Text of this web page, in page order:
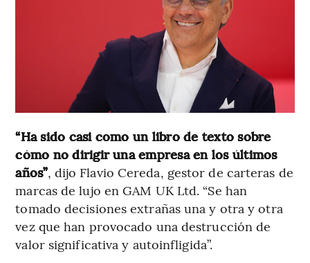
“Ha sido casi como un libro de texto sobre
cómo no dirigir una empresa en los últimos
años”, dijo Flavio Cereda, gestor de carteras de
marcas de lujo en GAM UK Ltd. “Se han
tomado decisiones extrañas una y otra y otra
vez que han provocado una destrucción de
valor significativa y autoinfligida”.